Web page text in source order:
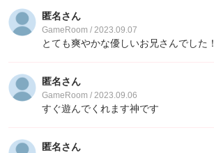
匿名さん
GameRoom / 2023.09.07
とても爽やかな優しいお兄さんでした！
匿名さん
GameRoom / 2023.09.06
すぐ遊んでくれます神です
匿名さん